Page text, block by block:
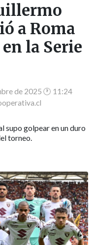
a Roma
la Serie
de 2025 🕐 11:24
supo golpear en un duro
torneo.